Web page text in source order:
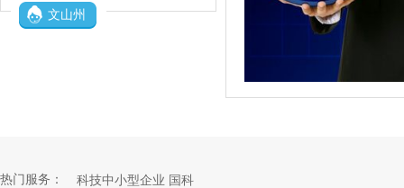
文山州
热门服务：
科技中小型企业 国科